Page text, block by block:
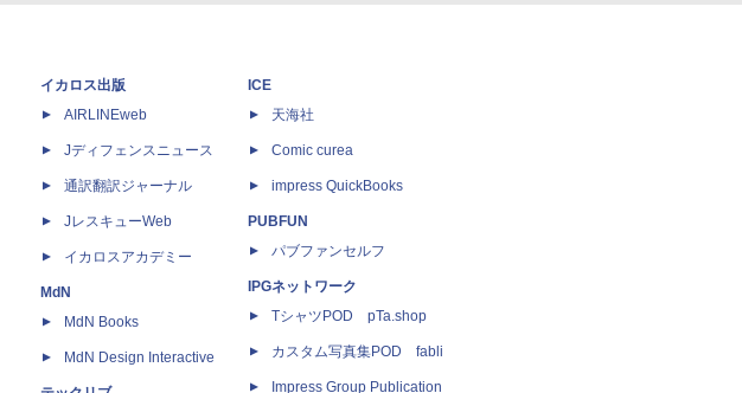
イカロス出版
AIRLINEweb
Jディフェンスニュース
通訳翻訳ジャーナル
JレスキューWeb
イカロスアカデミー
MdN
MdN Books
MdN Design Interactive
ICE
天海社
Comic curea
impress QuickBooks
PUBFUN
パブファンセルフ
IPGネットワーク
TシャツPOD pTa.shop
カスタム写真集POD fabli
Impress Group Publication